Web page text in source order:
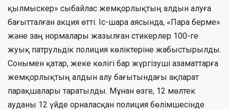
қылмыскер» сыбайлас жемқорлықтың алдын алуға
бағытталған акция өтті. Іс-шара аясында, «Пара берме»
және заң нормалары жазылған стикерлер 100-ге
жуық патрульдік полиция көліктеріне жабыстырылды.
Сонымен қатар, жеке көлігі бар жүргізуші азаматтарға
жемқорлықтың алдын алу бағытындағы ақпарат
парақшалары таратылды. Мұнан өзге, 12 мөлтек
ауданы 12 үйде орналасқан полиция бөлімшесінде